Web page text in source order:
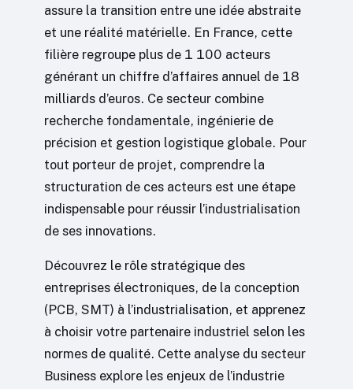
assure la transition entre une idée abstraite
et une réalité matérielle. En France, cette
filière regroupe plus de 1 100 acteurs
générant un chiffre d’affaires annuel de 18
milliards d’euros. Ce secteur combine
recherche fondamentale, ingénierie de
précision et gestion logistique globale. Pour
tout porteur de projet, comprendre la
structuration de ces acteurs est une étape
indispensable pour réussir l’industrialisation
de ses innovations.
Découvrez le rôle stratégique des
entreprises électroniques, de la conception
(PCB, SMT) à l’industrialisation, et apprenez
à choisir votre partenaire industriel selon les
normes de qualité. Cette analyse du secteur
Business explore les enjeux de l’industrie